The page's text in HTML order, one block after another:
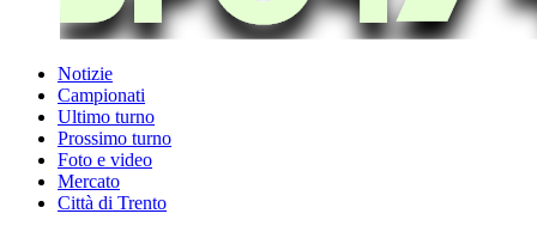
Notizie
Campionati
Ultimo turno
Prossimo turno
Foto e video
Mercato
Città di Trento